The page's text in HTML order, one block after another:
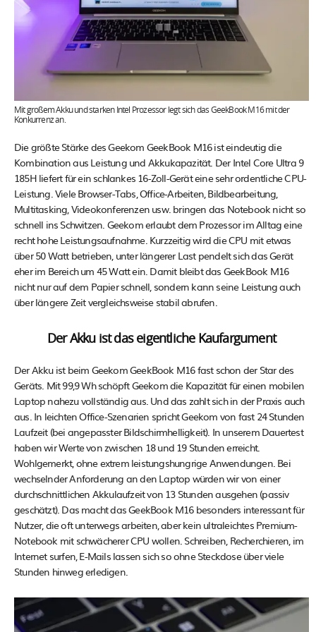
Mit großem Akku und starken Intel Prozessor legt sich das GeekBook M16 mit der
Konkurrenz an.
Die größte Stärke des Geekom GeekBook M16 ist eindeutig die
Kombination aus Leistung und Akkukapazität. Der Intel Core Ultra 9
185H liefert für ein schlankes 16-Zoll-Gerät eine sehr ordentliche CPU-
Leistung. Viele Browser-Tabs, Office-Arbeiten, Bildbearbeitung,
Multitasking, Videokonferenzen usw. bringen das Notebook nicht so
schnell ins Schwitzen. Geekom erlaubt dem Prozessor im Alltag eine
recht hohe Leistungsaufnahme. Kurzzeitig wird die CPU mit etwas
über 50 Watt betrieben, unter längerer Last pendelt sich das Gerät
eher im Bereich um 45 Watt ein. Damit bleibt das GeekBook M16
nicht nur auf dem Papier schnell, sondern kann seine Leistung auch
über längere Zeit vergleichsweise stabil abrufen.
Der Akku ist das eigentliche Kaufargument
Der Akku ist beim Geekom GeekBook M16 fast schon der Star des
Geräts. Mit 99,9 Wh schöpft Geekom die Kapazität für einen mobilen
Laptop nahezu vollständig aus. Und das zahlt sich in der Praxis auch
aus. In leichten Office-Szenarien spricht Geekom von fast 24 Stunden
Laufzeit (bei angepasster Bildschirmhelligkeit). In unserem Dauertest
haben wir Werte von zwischen 18 und 19 Stunden erreicht.
Wohlgemerkt, ohne extrem leistungshungrige Anwendungen. Bei
wechselnder Anforderung an den Laptop würden wir von einer
durchschnittlichen Akkulaufzeit von 13 Stunden ausgehen (passiv
geschätzt). Das macht das GeekBook M16 besonders interessant für
Nutzer, die oft unterwegs arbeiten, aber kein ultraleichtes Premium-
Notebook mit schwächerer CPU wollen. Schreiben, Recherchieren, im
Internet surfen, E-Mails lassen sich so ohne Steckdose über viele
Stunden hinweg erledigen.